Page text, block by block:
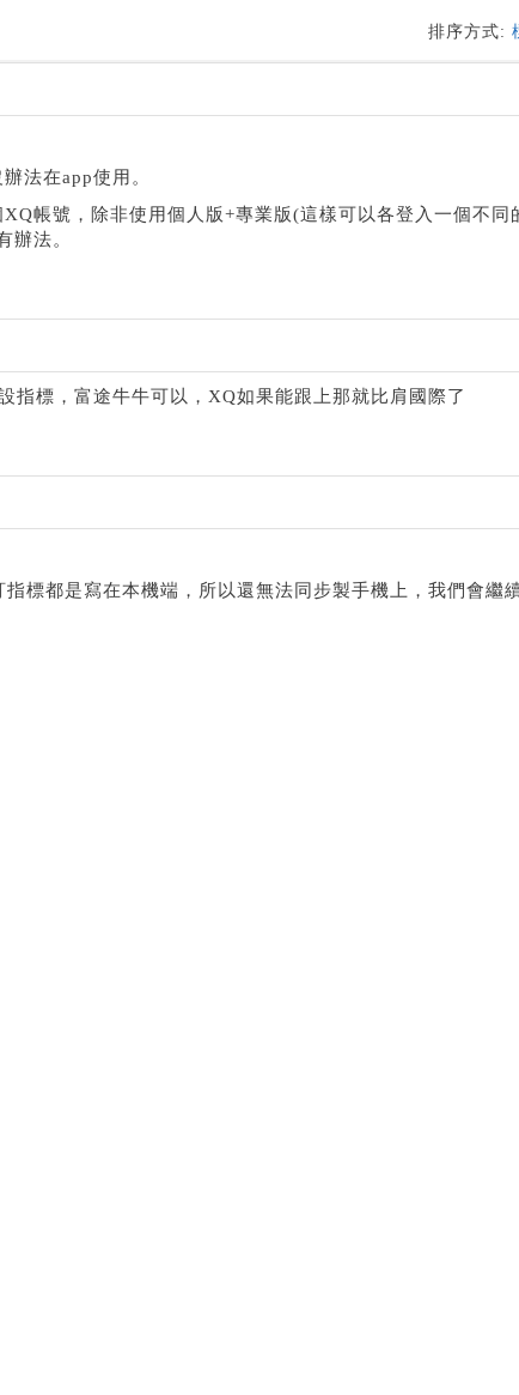
排序方式:
法在app使用。
帳號，除非使用個人版+專業版(這樣可以各登入一個不同
辦法。
指標，富途牛牛可以，XQ如果能跟上那就比肩國際了
標都是寫在本機端，所以還無法同步製手機上，我們會繼